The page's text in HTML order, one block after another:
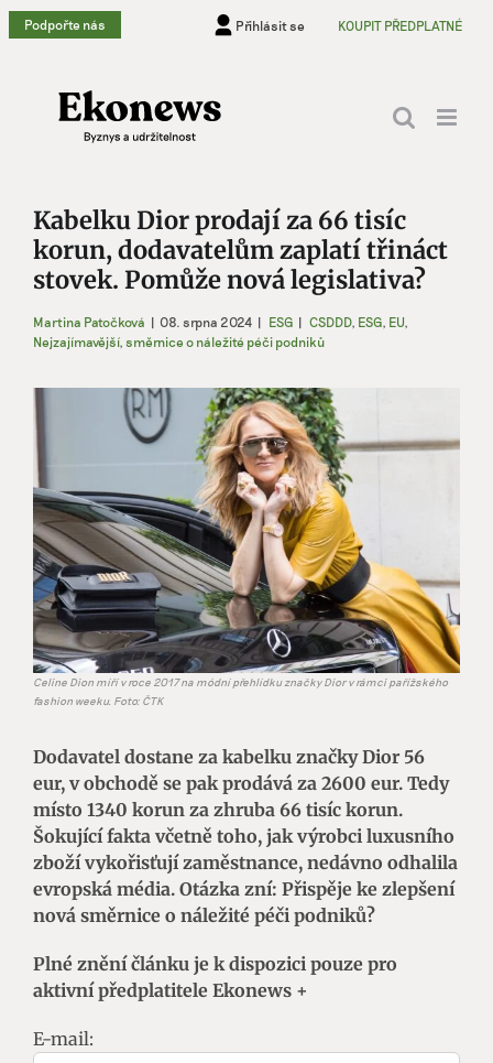
Přeskočit
na
Podpořte nás Přihlásit se KOUPIT PŘEDPLATNÉ
Kabelku Dior prodají za 66 tisíc
korun, dodavatelům zaplatí třináct
stovek. Pomůže nová legislativa?
Martina Patočková | 08. srpna 2024 | ESG | CSDDD, ESG, EU,
Nejzajímavější, směrnice o náležité péči podniků
větší
obrázek
Celine Dion míří v roce 2017 na módní přehlídku značky Dior v rámci pařížského
fashion weeku. Foto: ČTK
Dodavatel dostane za kabelku značky Dior 56
eur, v obchodě se pak prodává za 2600 eur. Tedy
místo 1340 korun za zhruba 66 tisíc korun.
Šokující fakta včetně toho, jak výrobci luxusního
zboží vykořisťují zaměstnance, nedávno odhalila
evropská média. Otázka zní: Přispěje ke zlepšení
nová směrnice o náležité péči podniků?
Plné znění článku je k dispozici pouze pro
aktivní předplatitele Ekonews +
E-mail: